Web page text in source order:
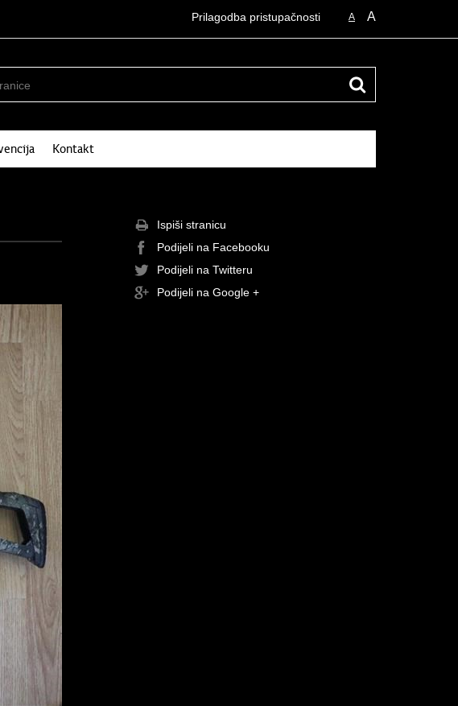
A A
Prilagodba pristupačnosti
Kontakt
Ispiši stranicu
Podijeli na Facebooku
Podijeli na Twitteru
Podijeli na Google +